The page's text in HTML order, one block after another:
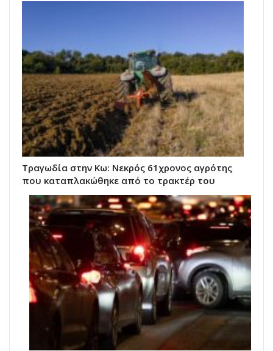
Τραγωδία στην Κω: Νεκρός 61χρονος αγρότης
που καταπλακώθηκε από το τρακτέρ του